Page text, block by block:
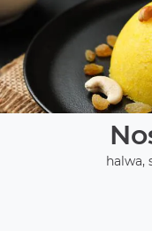
halwa,